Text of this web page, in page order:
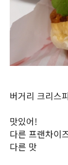
버거리 크리스
맛있어!
다른 프랜차이
다른 맛